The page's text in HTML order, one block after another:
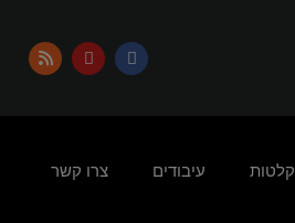
עיבודים צרו קשר